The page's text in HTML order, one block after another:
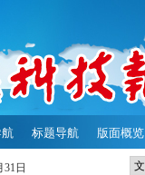
航 标题导航 版面概览
31日